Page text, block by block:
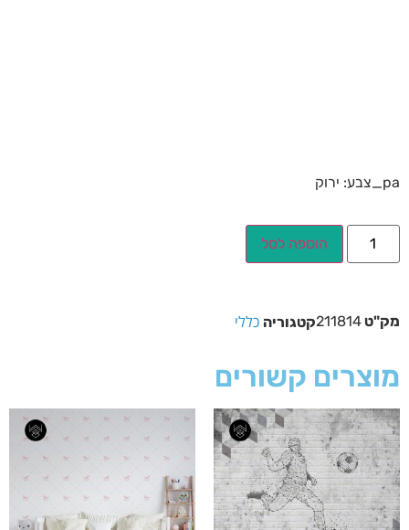
pa_צבע: ירוק
הוספה לסל
מק"ט 211814קטגוריה כללי
מוצרים קשורים